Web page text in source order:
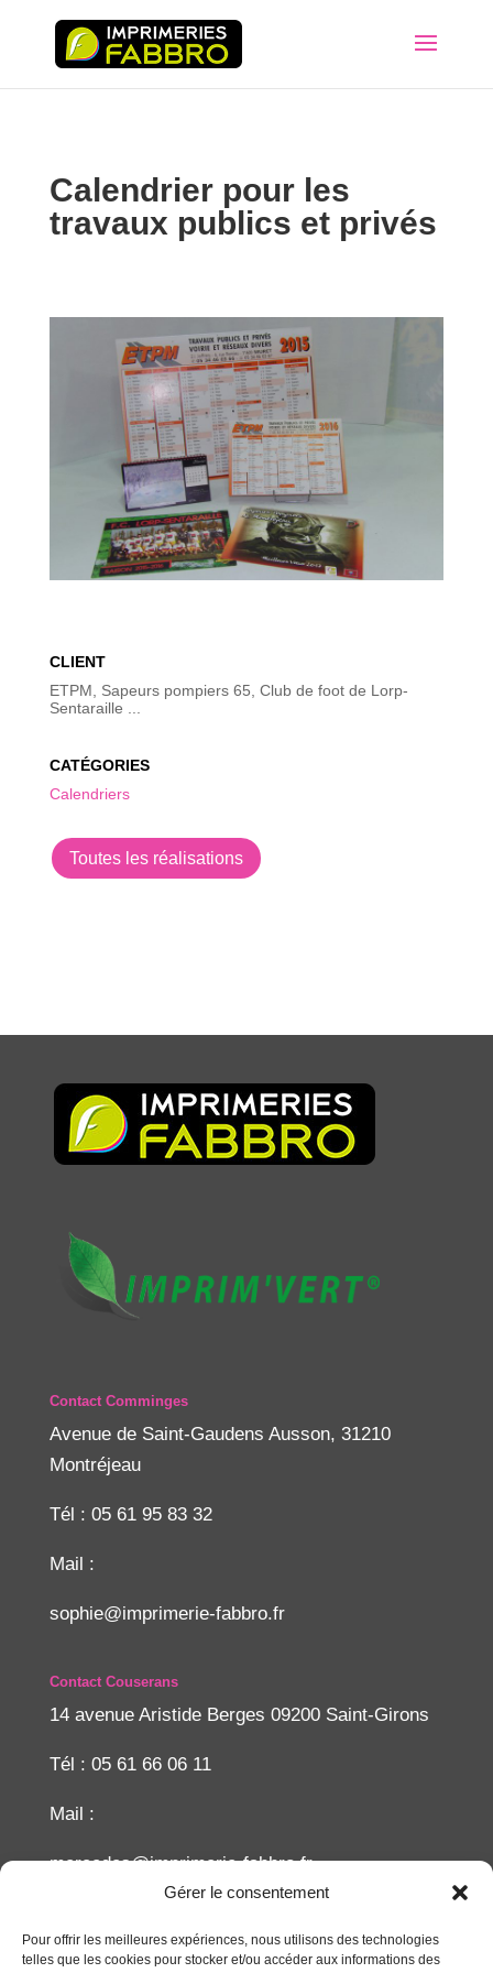
Gérer le consentement
Pour offrir les meilleures expériences, nous utilisons des technologies
telles que les cookies pour stocker et/ou accéder aux informations des
Calendrier pour les
travaux publics et privés
CLIENT
ETPM, Sapeurs pompiers 65, Club de foot de Lorp-
Sentaraille ...
CATÉGORIES
Calendriers
Toutes les réalisations
Contact Comminges
Avenue de Saint-Gaudens Ausson, 31210
Montréjeau
Tél : 05 61 95 83 32
Mail :
sophie@imprimerie-fabbro.fr
Contact Couserans
14 avenue Aristide Berges 09200 Saint-Girons
Tél : 05 61 66 06 11
Mail :
mercedes@imprimerie-fabbro.fr
Recherche